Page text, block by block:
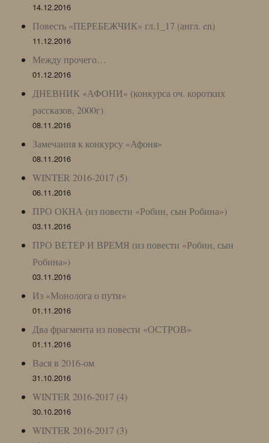
14.12.2016
Повесть «ПЕРЕБЕЖЧИК» гл.1_17 (англ. en)
11.12.2016
Между прочего…
01.12.2016
ДНЕВНИК «АФОНИ» (конкурса оч. коротких
рассказов, 2000г)
08.11.2016
Замечания к конкурсу «Афоня»
08.11.2016
WINTER 2016-2017 (5)
06.11.2016
ПРО ОКНА (из повести «Робин, сын Робина»)
03.11.2016
ПРО ВЕТЕР И ВРЕМЯ (из повести «Робин, сын
Робина»)
03.11.2016
Из «Монолога о пути»
01.11.2016
Два фрагмента из повести «ОСТРОВ»
01.11.2016
Вася в 2016-ом
31.10.2016
WINTER 2016-2017 (4)
30.10.2016
WINTER 2016-2017 (3)